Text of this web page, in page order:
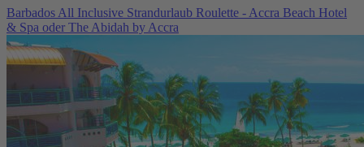
Barbados All Inclusive Strandurlaub Roulette - Accra Beach Hotel
& Spa oder The Abidah by Accra